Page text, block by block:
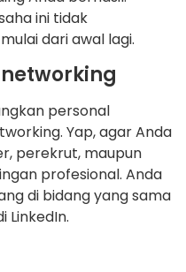
ini tidak
dari awal lagi.
personal
Yap, agar Anda
perekrut, maupun
profesional. Anda
di bidang yang sama
LinkedIn.